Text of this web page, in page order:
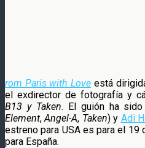
rom Paris with Love está
el exdirector de fotografía y
B13 y Taken. El guión ha
Element,Angel-A, Taken) y Adi
estreno para USA es para el
para España.